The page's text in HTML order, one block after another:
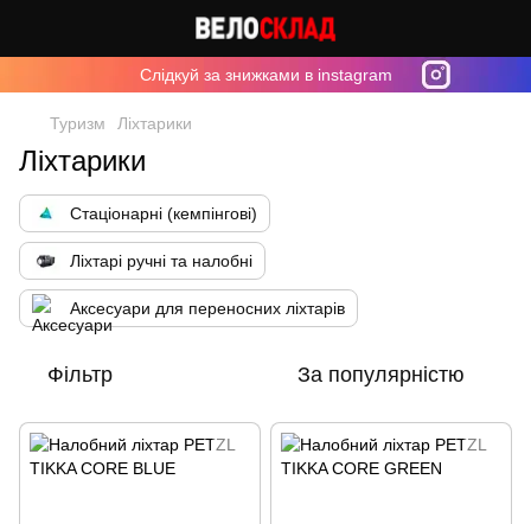
Cлідкуй за знижками в instagram
Туризм Ліхтарики
Ліхтарики
Стаціонарні (кемпінгові)
Ліхтарі ручні та налобні
Аксесуари для переносних ліхтарів
Фільтр За популярністю